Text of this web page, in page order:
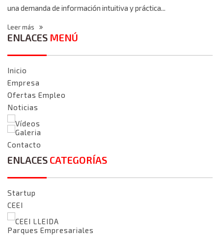
una demanda de información intuitiva y práctica...
Leer más
ENLACES MENÚ
Inicio
Empresa
Ofertas Empleo
Noticias
Vídeos
Galeria
Contacto
ENLACES CATEGORÍAS
Startup
CEEI
CEEI LLEIDA
Parques Empresariales